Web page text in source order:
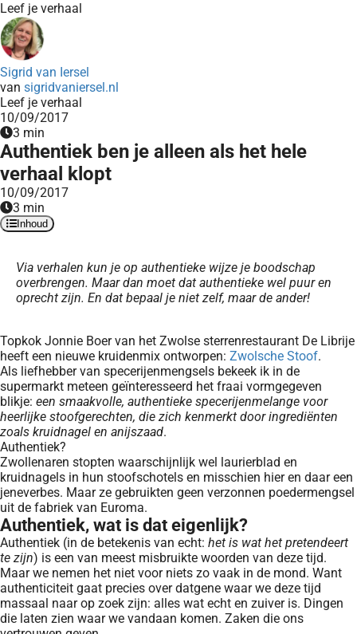
Leef je verhaal
Sigrid van Iersel
van sigridvaniersel.nl
Leef je verhaal
10/09/2017
3 min
Authentiek ben je alleen als het hele
verhaal klopt
10/09/2017
3 min
Inhoud
Via verhalen kun je op authentieke wijze je boodschap
overbrengen. Maar dan moet dat authentieke wel puur en
oprecht zijn. En dat bepaal je niet zelf, maar de ander!
Topkok Jonnie Boer van het Zwolse sterrenrestaurant De Librije
heeft een nieuwe kruidenmix ontworpen: Zwolsche Stoof.
Als liefhebber van specerijenmengsels bekeek ik in de
supermarkt meteen geïnteresseerd het fraai vormgegeven
blikje: een smaakvolle, authentieke specerijenmelange voor
heerlijke stoofgerechten, die zich kenmerkt door ingrediënten
zoals kruidnagel en anijszaad.
Authentiek?
Zwollenaren stopten waarschijnlijk wel laurierblad en
kruidnagels in hun stoofschotels en misschien hier en daar een
jeneverbes. Maar ze gebruikten geen verzonnen poedermengsel
uit de fabriek van Euroma.
Authentiek, wat is dat eigenlijk?
Authentiek (in de betekenis van echt: het is wat het pretendeert
te zijn) is een van meest misbruikte woorden van deze tijd.
Maar we nemen het niet voor niets zo vaak in de mond. Want
authenticiteit gaat precies over datgene waar we deze tijd
massaal naar op zoek zijn: alles wat echt en zuiver is. Dingen
die laten zien waar we vandaan komen. Zaken die ons